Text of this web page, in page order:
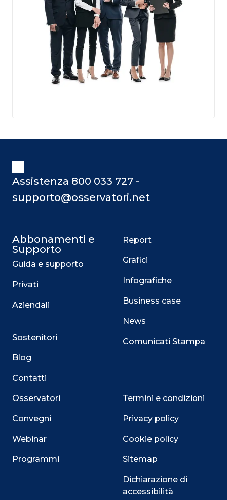
Assistenza 800 033 727 -
supporto@osservatori.net
Abbonamenti e
Supporto
Guida e supporto
Privati
Aziendali
Sostenitori
Blog
Contatti
Osservatori
Convegni
Webinar
Programmi
Report
Grafici
Infografiche
Business case
News
Comunicati Stampa
Termini e condizioni
Privacy policy
Cookie policy
Sitemap
Dichiarazione di
accessibilità